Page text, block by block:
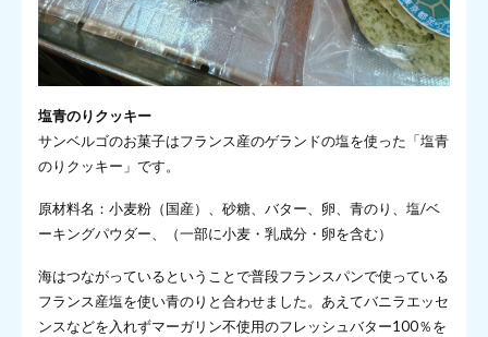
塩青のりクッキー
サンベルゴのお菓子はフランス産のゲランドの塩を使った「塩青
のりクッキー」です。
原材料名：小麦粉（国産）、砂糖、バター、卵、青のり、塩/ベ
ーキングパウダー、（一部に小麦・乳成分・卵を含む）
海はつながっているということで普段フランスパンで使っている
フランス産塩を使い青のりと合わせました。あえてバニラエッセ
ンスなどを入れずマーガリン不使用のフレッシュバター100％を